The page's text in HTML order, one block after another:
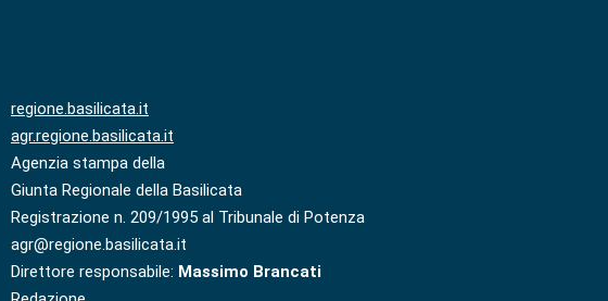
regione.basilicata.it
agr.regione.basilicata.it
Agenzia stampa della
Giunta Regionale della Basilicata
Registrazione n. 209/1995 al Tribunale di Potenza
agr@regione.basilicata.it
Direttore responsabile: Massimo Brancati